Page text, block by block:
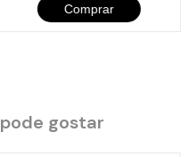
Comprar
pode gostar